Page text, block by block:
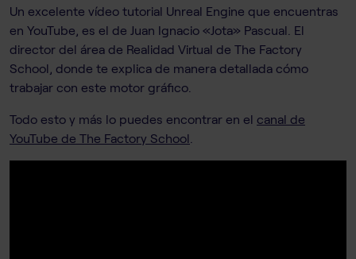
Un excelente vídeo tutorial Unreal Engine que encuentras
en YouTube, es el de Juan Ignacio «Jota» Pascual. El
director del área de Realidad Virtual de The Factory
School, donde te explica de manera detallada cómo
trabajar con este motor gráfico.
Todo esto y más lo puedes encontrar en el canal de
YouTube de The Factory School